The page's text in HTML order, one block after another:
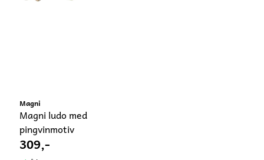
Magni
Magni ludo med
pingvinmotiv
309,-